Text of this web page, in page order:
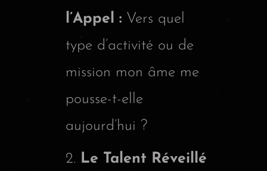
l’Appel : Vers quel
type d’activité ou de
mission mon âme me
pousse-t-elle
aujourd’hui ?
Le Talent Réveillé